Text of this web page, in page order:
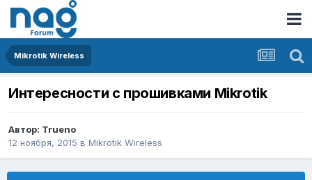
Mikrotik Wireless
Интересности с прошивками Mikrotik
Автор: Trueno
12 ноября, 2015 в Mikrotik Wireless